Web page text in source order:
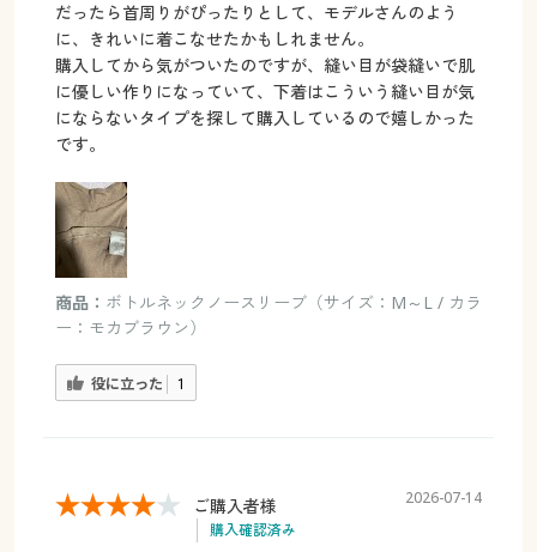
だったら首周りがぴったりとして、モデルさんのよう
に、きれいに着こなせたかもしれません。
購入してから気がついたのですが、縫い目が袋縫いで肌
に優しい作りになっていて、下着はこういう縫い目が気
にならないタイプを探して購入しているので嬉しかった
です。
商品： ボトルネックノースリーブ（サイズ：M～L / カラ
ー：モカブラウン）
役に立った 1
ご購入者様
購入確認済み
2026-07-14